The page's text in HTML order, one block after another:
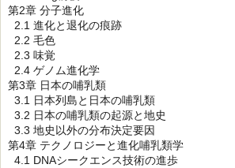
第2章 分子進化
2.1 進化と退化の痕跡
2.2 毛色
2.3 味覚
2.4 ゲノム進化学
第3章 日本の哺乳類
3.1 日本列島と日本の哺乳類
3.2 日本の哺乳類の起源と地史
3.3 地史以外の分布決定要因
第4章 テクノロジーと進化哺乳類学
4.1 DNAシークエンス技術の進歩